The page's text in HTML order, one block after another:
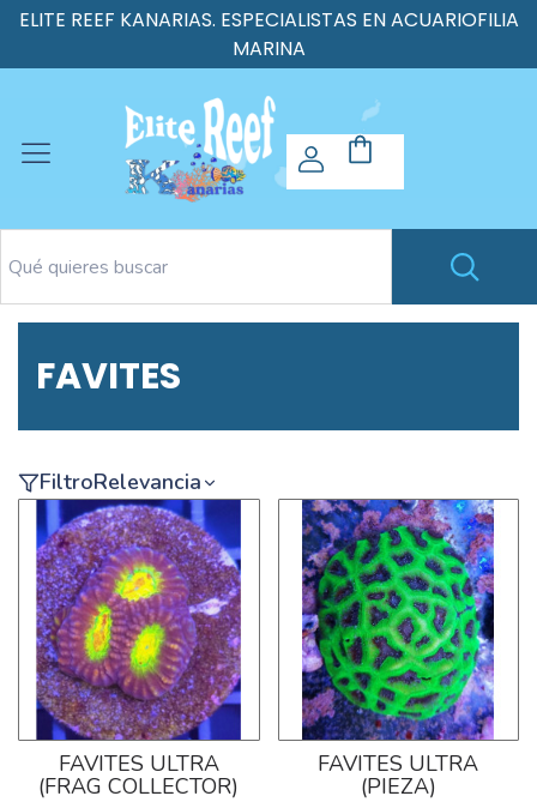
ELITE REEF KANARIAS. ESPECIALISTAS EN ACUARIOFILIA
MARINA
FAVITES
FiltroRelevancia
FAVITES ULTRA
(FRAG COLLECTOR)
FAVITES ULTRA
(PIEZA)